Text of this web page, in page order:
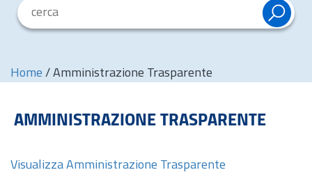
Home / Amministrazione Trasparente
AMMINISTRAZIONE TRASPARENTE
Visualizza Amministrazione Trasparente